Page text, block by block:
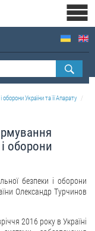
і оборони України
України та її Апарату
оборони
безпеки і оборони
Олександр Турчинов
2016 року в Україні